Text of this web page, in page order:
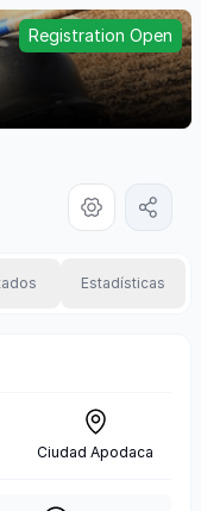
Registration Open
Estadísticas
Ciudad Apodaca